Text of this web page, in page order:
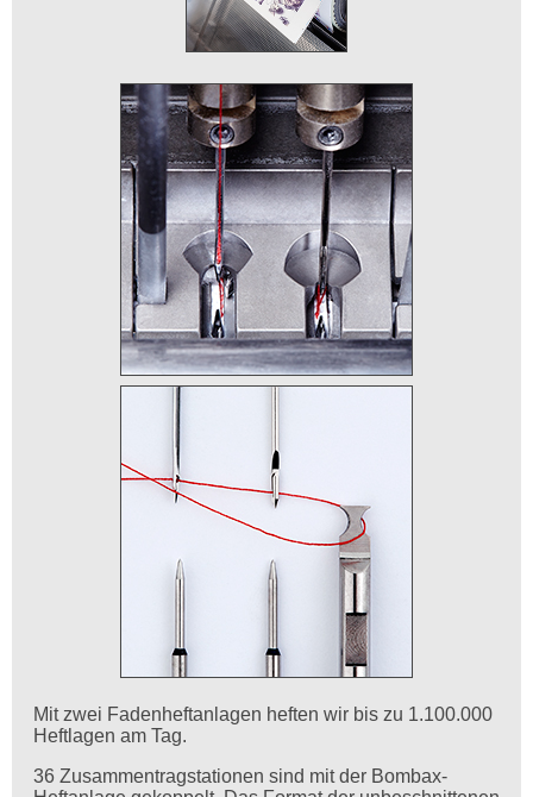
Mit zwei Fadenheftanlagen heften wir bis zu 1.100.000
Heftlagen am Tag.
36 Zusammentragstationen sind mit der Bombax-